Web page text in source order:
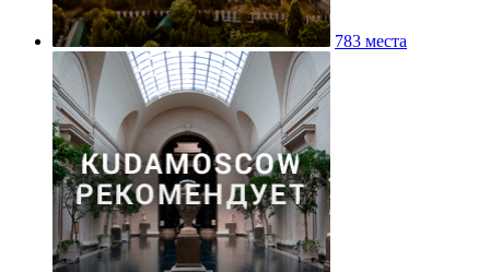
783 места